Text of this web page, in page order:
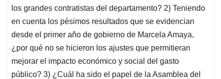
los grandes contratistas del departamento? 2) Teniendo
en cuenta los pésimos resultados que se evidencian
desde el primer año de gobierno de Marcela Amaya,
¿por qué no se hicieron los ajustes que permitieran
mejorar el impacto económico y social del gasto
público? 3) ¿Cuál ha sido el papel de la Asamblea del